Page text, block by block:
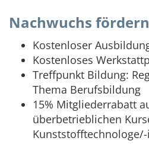
Nachwuchs fördern
Kostenloser
Kostenloses
Treffpunkt Bildung:
Thema Berufsbildung
15% Mitgliederrabatt
überbetrieblichen
Kunststofftechnologe/-